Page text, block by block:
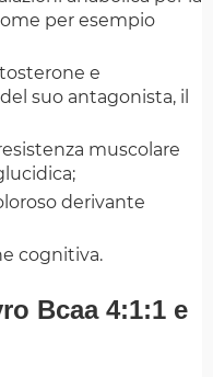
per esempio
e
suo antagonista, il
muscolare
derivante
cognitiva.
Bcaa 4:1:1 e